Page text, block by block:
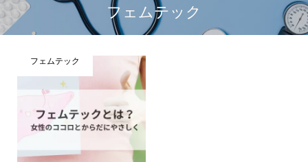
フェムテック
フェムテック